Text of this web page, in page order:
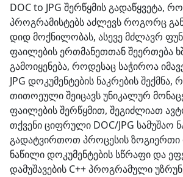
DOC to JPG შერწყმის გადაწყვეტა,
პროგრამისტებს აძლევს როგორც
დიდ მოქნილობას, ასევე მძლავრ
ფაილების ერთმანეთთან შეერთება
გამოიყენება, როდესაც საჭიროა
JPG დოკუმენტების ნაკრების
თითოეული შეიცავს უნიკალურ
ფაილების შერწყმით, შეგიძლიათ
თქვენი ციფრული DOC/JPG სამუშაო
გადატვირთოთ პროცესის ზოგიერთი
ნაწილი დოკუმენტების სწრაფი და
დამუშავების C++ პროგრამული